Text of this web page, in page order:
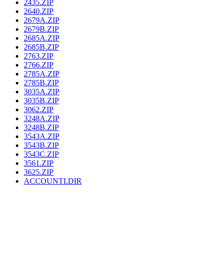
2435.ZIP
2640.ZIP
2679A.ZIP
2679B.ZIP
2685A.ZIP
2685B.ZIP
2763.ZIP
2766.ZIP
2785A.ZIP
2785B.ZIP
3035A.ZIP
3035B.ZIP
3062.ZIP
3248A.ZIP
3248B.ZIP
3543A.ZIP
3543B.ZIP
3543C.ZIP
3561.ZIP
3625.ZIP
ACCOUNTI.DIR